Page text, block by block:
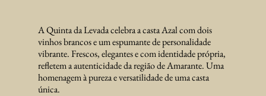
A Quinta da Levada celebra a casta Azal com dois
vinhos brancos e um espumante de personalidade
vibrante. Frescos, elegantes e com identidade própria,
refletem a autenticidade da região de Amarante. Uma
homenagem à pureza e versatilidade de uma casta
única.